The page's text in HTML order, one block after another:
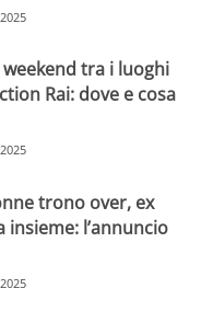
weekend tra i luoghi
Rai: dove e cosa
trono over, ex
insieme: l’annuncio